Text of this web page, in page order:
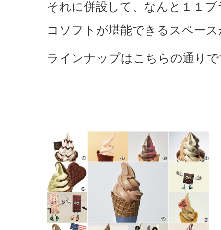
それに併設して、なんと１１
コソフトが堪能できるスペー
ラインナップはこちらの通り